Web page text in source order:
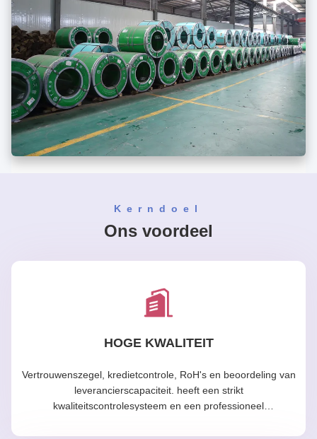
Kerndoel
Ons voordeel
HOGE KWALITEIT
Vertrouwenszegel, kredietcontrole, RoH's en beoordeling van
leverancierscapaciteit. heeft een strikt
kwaliteitscontrolesysteem en een professioneel